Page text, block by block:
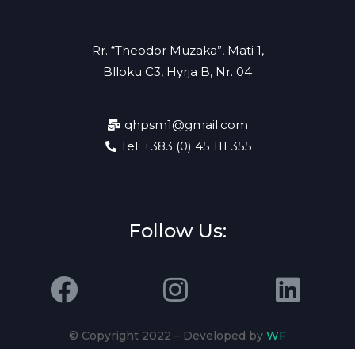
Rr. “Theodor Muzaka”, Mati 1,
Blloku C3, Hyrja B, Nr. 04
qhpsm1@gmail.com
Tel: +383 (0) 45 111 355
Follow Us:
© Copyright 2022 – Developed by WF